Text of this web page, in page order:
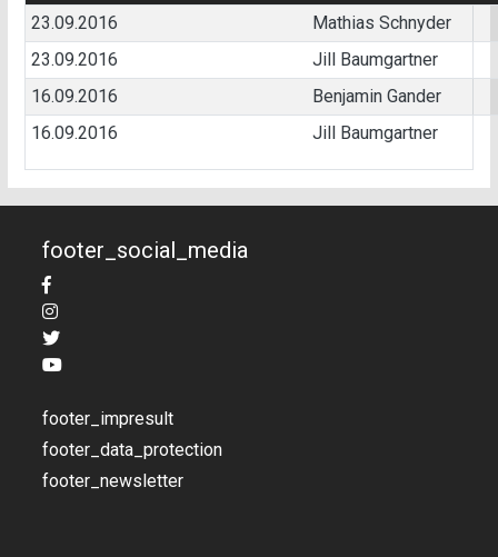
23.09.2016
Mathias Schnyder
23.09.2016
Jill Baumgartner
16.09.2016
Benjamin Gander
16.09.2016
Jill Baumgartner
footer_social_media
footer_impresult
footer_data_protection
footer_newsletter